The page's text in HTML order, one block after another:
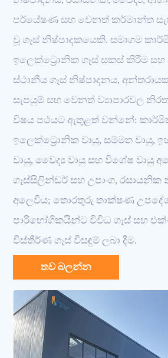
පර්යේෂණ සහ වෙනත් කර්මාන්ත
වූ ගෑස් නිෂ්පාදකයෙකි. සමාගම
ඉලෙක්ට්‍රොනික ගෑස් සකස් කිරීම
ස්ථානීය ගෑස් නිෂ්පාදනය,
සැපයුම් සහ වෙනත් ව්‍යාපාරවල නිරත
විෂය පථයට ඇතුළත් වන්නේ:
ඉලෙක්ට්‍රොනික වායු, සම්මත වායු,
වායු, වෛද්‍ය වායු සහ විශේෂ වායු
ගෑස්සිලින්ඩර් සහ උපාංග, රසායනික
අලෙවිය; තොරතුරු තාක්ෂණ
පාරිභෝගිකයින්ට විවිධ ගෑස් සහ
විස්තීර්ණ ගෑස් විසඳුම් ලබා දීම.
තව බලන්න